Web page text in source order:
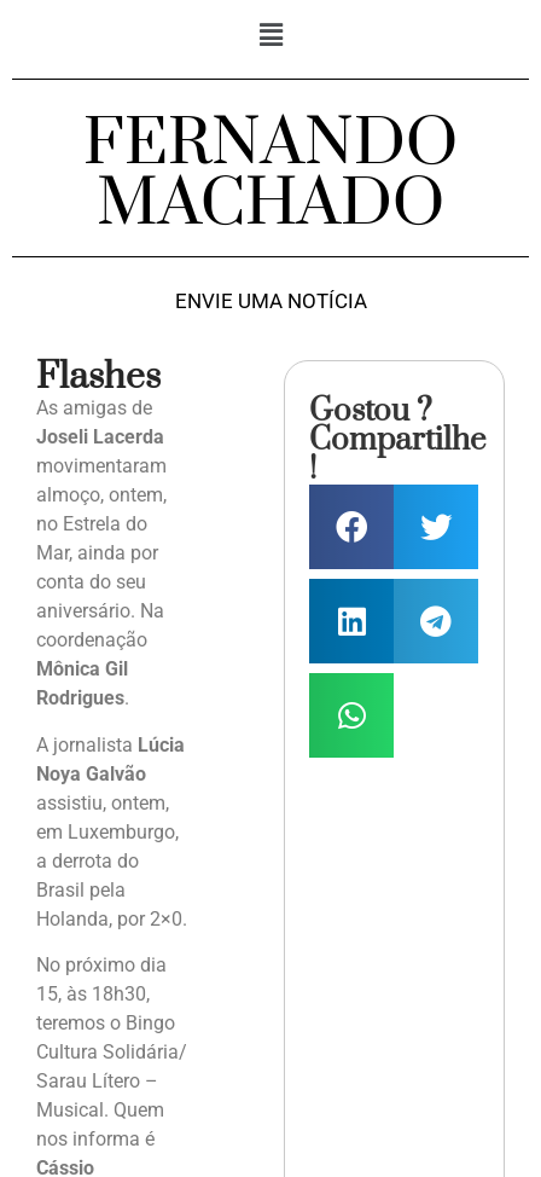
FERNANDO
MACHADO
ENVIE UMA NOTÍCIA
Flashes
As amigas de
Joseli Lacerda
movimentaram
almoço, ontem,
no Estrela do
Mar, ainda por
conta do seu
aniversário. Na
coordenação
Mônica Gil
Rodrigues.
A jornalista Lúcia
Noya Galvão
assistiu, ontem,
em Luxemburgo,
a derrota do
Brasil pela
Holanda, por 2×0.
No próximo dia
15, às 18h30,
teremos o Bingo
Cultura Solidária/
Sarau Lítero –
Musical. Quem
nos informa é
Cássio
Gostou ?
Compartilhe
!